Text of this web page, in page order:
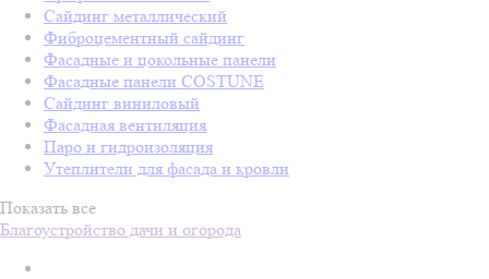
Сайдинг металлический
Фиброцементный сайдинг
Фасадные и цокольные панели
Фасадные панели COSTUNE
Сайдинг виниловый
Фасадная вентиляция
Паро и гидроизоляция
Утеплители для фасада и кровли
Показать все
Благоустройство дачи и огорода